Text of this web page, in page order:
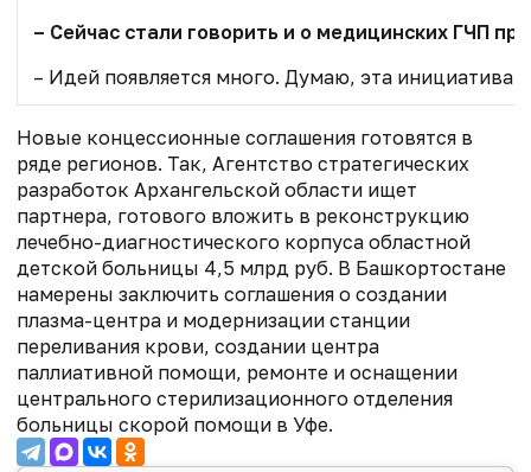
– Сейчас стали говорить и о медицинских ГЧП
– Идей появляется много. Думаю, эта инициатива
Новые концессионные соглашения готовятся в
ряде регионов. Так, Агентство стратегических
разработок Архангельской области ищет
партнера, готового вложить в реконструкцию
лечебно-диагностического корпуса областной
детской больницы 4,5 млрд руб. В Башкортостане
намерены заключить соглашения о создании
плазма-центра и модернизации станции
переливания крови, создании центра
паллиативной помощи, ремонте и оснащении
центрального стерилизационного отделения
больницы скорой помощи в Уфе.